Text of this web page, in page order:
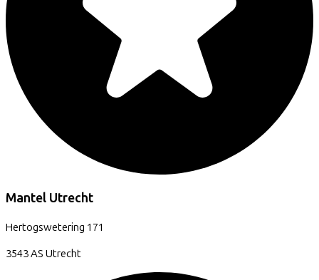
Mantel Utrecht
Hertogswetering 171
3543 AS Utrecht